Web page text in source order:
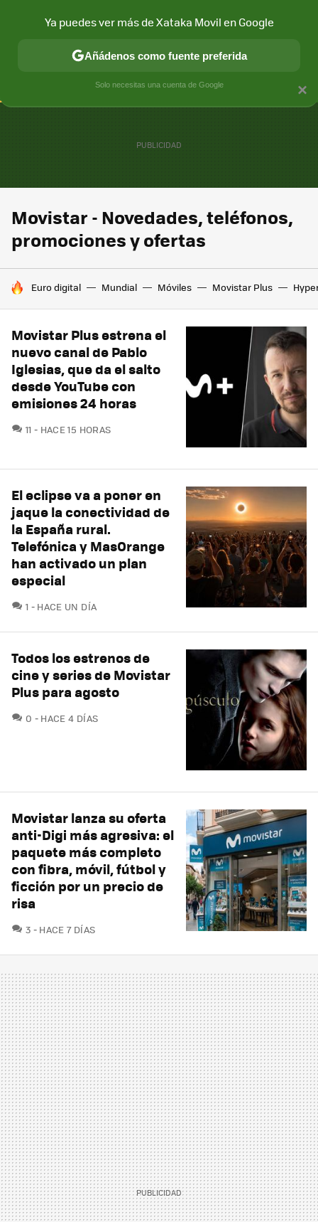
CONECTIVIDAD MÓVIL Y SOCIEDAD APLICACIONES
Movistar - Novedades, teléfonos,
promociones y ofertas
HOY SE HABLA DE
Euro digital Mundial Móviles Movistar Plus
Movistar Plus estrena el
nuevo canal de Pablo
Iglesias, que da el salto
desde YouTube con
emisiones 24 horas
11 COMENTARIOS
HACE 15 HORAS
El eclipse va a poner en
jaque la conectividad de
la España rural.
Telefónica y MasOrange
han activado un plan
especial
1 COMENTARIOS
HACE UN DÍA
Todos los estrenos de
cine y series de Movistar
Plus para agosto
0 COMENTARIOS
HACE 4 DÍAS
Movistar lanza su oferta
anti-Digi más agresiva: el
paquete más completo
con fibra, móvil, fútbol y
ficción por un precio de
risa
3 COMENTARIOS
HACE 7 DÍAS
×
Ya puedes ver más de Xataka Movil en Google
Añádenos como fuente preferida
Solo necesitas una cuenta de Google